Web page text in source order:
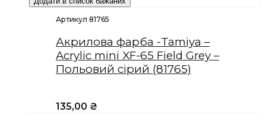
Артикул 81765
Акрилова фарба -Tamiya –
Acrylic mini XF-65 Field Grey –
Польовий сірий (81765)
135,00 ₴